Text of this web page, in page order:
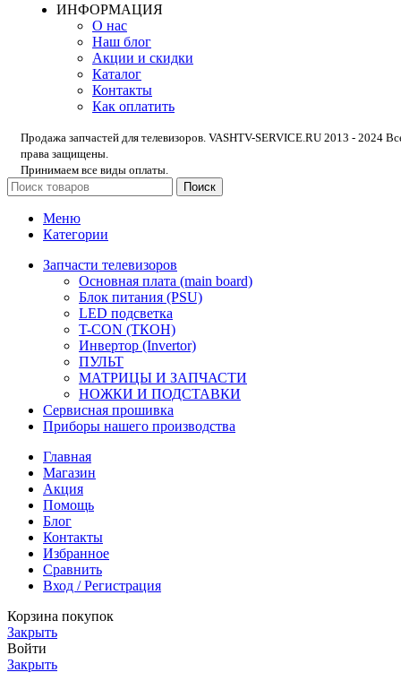
ИНФОРМАЦИЯ
О нас
Наш блог
Акции и скидки
Каталог
Контакты
Как оплатить
Продажа запчастей для телевизоров. VASHTV-SERVICE.RU 2013 - 2024
права защищены.
Принимаем все виды оплаты.
Поиск
Меню
Категории
Запчасти телевизоров
Основная плата (main board)
Блок питания (PSU)
LED подсветка
T-CON (ТКОН)
Инвертор (Invertor)
ПУЛЬТ
МАТРИЦЫ И ЗАПЧАСТИ
НОЖКИ И ПОДСТАВКИ
Сервисная прошивка
Приборы нашего производства
Главная
Магазин
Акция
Помощь
Блог
Контакты
Избранное
Сравнить
Вход / Регистрация
Корзина покупок
Закрыть
Войти
Закрыть